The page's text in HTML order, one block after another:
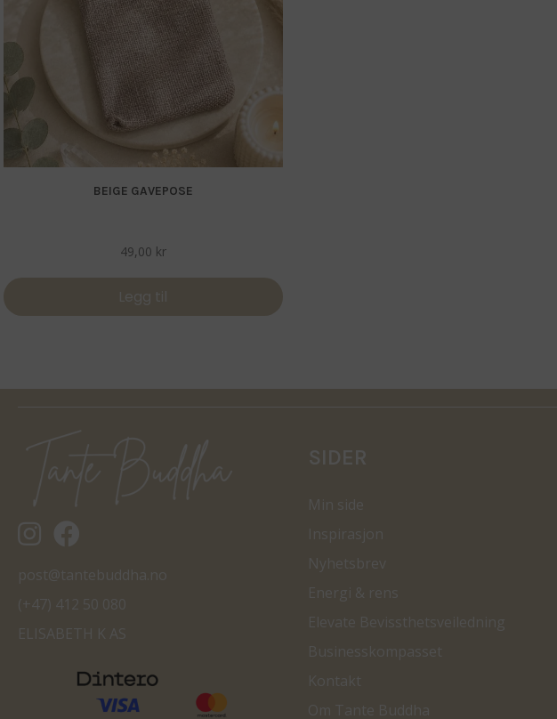
BEIGE GAVEPOSE
49,00 kr
Legg til
Tantebuddha.no instagram
Tantebuddha.no facebook
post@tantebuddha.no
(+47) 412 50 080
ELISABETH K AS
SIDER
Min side
Inspirasjon
Nyhetsbrev
Energi & rens
Elevate Bevissthetsveiledning
Businesskompasset
Kontakt
Om Tante Buddha